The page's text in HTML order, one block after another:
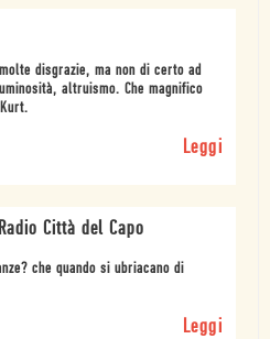
disgrazie, ma non di certo ad
altruismo. Che magnifico
Leggi
Radio Città del Capo
che quando si ubriacano di
Leggi